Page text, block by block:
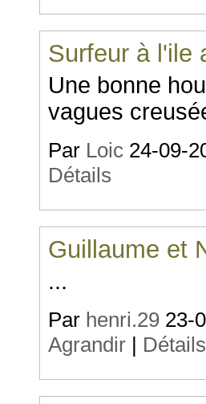
Surfeur à l'ile
Une bonne
vagues
Par Loic 24-09-
Détails
Guillaume et
...
Par henri.29 23-
Agrandir | Détails